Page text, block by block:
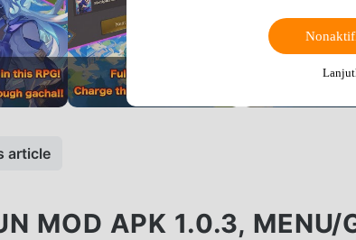
article
MOD APK 1.0.3, MENU/